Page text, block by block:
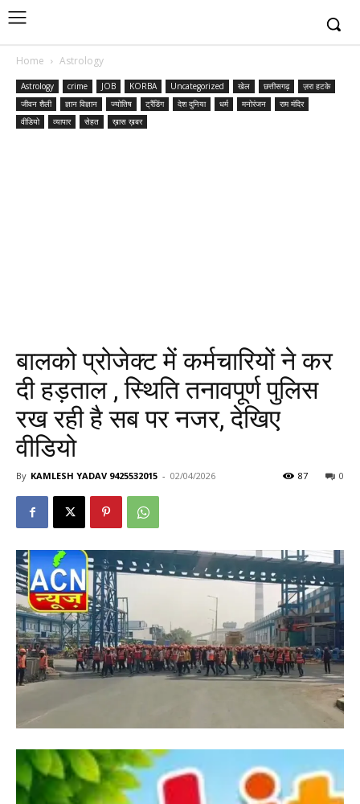
Home Astrology
Astrology crime JOB KORBA Uncategorized खेल छत्तीसगढ़
ज़रा हटके
जीवन शैली
ज्ञान विज्ञान ज्योतिष ट्रैंडिंग देश दुनिया धर्म मनोरंजन
राम मंदिर
वीडियो
व्यापार सेहत ख़ास ख़बर
बालको प्रोजेक्ट में कर्मचारियों ने कर
दी हड़ताल , स्थिति तनावपूर्ण पुलिस
रख रही है सब पर नजर, देखिए
वीडियो
By KAMLESH YADAV 9425532015 - 02/04/2026 0
87